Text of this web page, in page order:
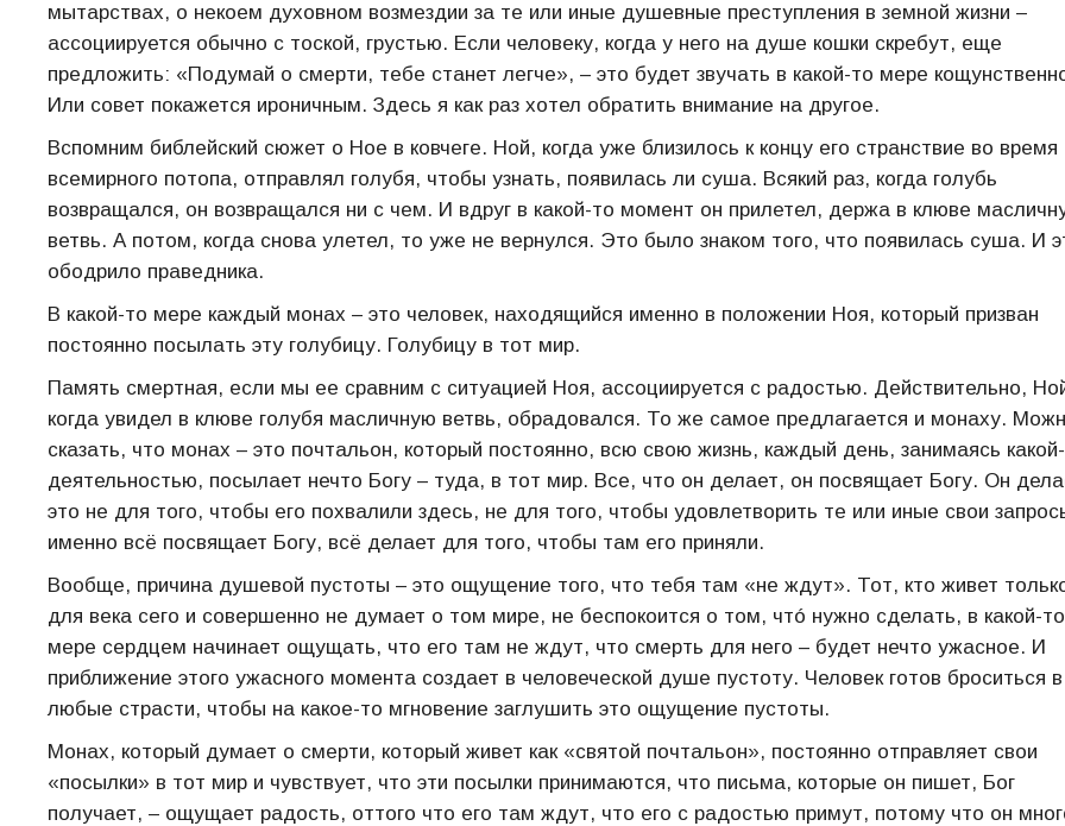
мытарствах, о некоем духовном возмездии за те или иные душевные преступления в земной жизни –
ассоциируется обычно с тоской, грустью. Если человеку, когда у него на душе кошки скребут, еще
предложить: «Подумай о смерти, тебе станет легче», – это будет звучать в какой-то мере
Или совет покажется ироничным. Здесь я как раз хотел обратить внимание на другое.
Вспомним библейский сюжет о Ное в ковчеге. Ной, когда уже близилось к концу его странствие во время
всемирного потопа, отправлял голубя, чтобы узнать, появилась ли суша. Всякий раз, когда голубь
возвращался, он возвращался ни с чем. И вдруг в какой-то момент он прилетел, держа в клюве
ветвь. А потом, когда снова улетел, то уже не вернулся. Это было знаком того, что появилась суша. И
ободрило праведника.
В какой-то мере каждый монах – это человек, находящийся именно в положении Ноя, который призван
постоянно посылать эту голубицу. Голубицу в тот мир.
Память смертная, если мы ее сравним с ситуацией Ноя, ассоциируется с радостью. Действительно,
когда увидел в клюве голубя масличную ветвь, обрадовался. То же самое предлагается и монаху.
сказать, что монах – это почтальон, который постоянно, всю свою жизнь, каждый день, занимаясь
деятельностью, посылает нечто Богу – туда, в тот мир. Все, что он делает, он посвящает Богу. Он
это не для того, чтобы его похвалили здесь, не для того, чтобы удовлетворить те или иные свои
именно всё посвящает Богу, всё делает для того, чтобы там его приняли.
Вообще, причина душевой пустоты – это ощущение того, что тебя там «не ждут». Тот, кто живет
для века сего и совершенно не думает о том мире, не беспокоится о том, чтó нужно сделать, в какой-то
мере сердцем начинает ощущать, что его там не ждут, что смерть для него – будет нечто ужасное. И
приближение этого ужасного момента создает в человеческой душе пустоту. Человек готов броситься в
любые страсти, чтобы на какое-то мгновение заглушить это ощущение пустоты.
Монах, который думает о смерти, который живет как «святой почтальон», постоянно отправляет свои
«посылки» в тот мир и чувствует, что эти посылки принимаются, что письма, которые он пишет, Бог
получает, – ощущает радость, оттого что его там ждут, что его с радостью примут, потому что он